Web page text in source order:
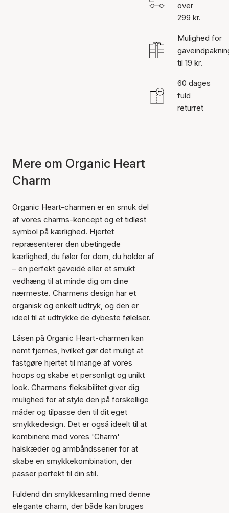
over
299 kr.
Mulighed for
til 19 kr.
60 dages
fuld
returret
Mere om Organic Heart
Charm
Organic Heart-charmen er en smuk del
af vores charms-koncept og et tidløst
symbol på kærlighed. Hjertet
repræsenterer den ubetingede
kærlighed, du føler for dem, du holder af
– en perfekt gaveidé eller et smukt
vedhæng til at minde dig om dine
nærmeste. Charmens design har et
organisk og enkelt udtryk, og den er
ideel til at udtrykke de dybeste følelser.
Låsen på Organic Heart-charmen kan
nemt fjernes, hvilket gør det muligt at
fastgøre hjertet til mange af vores
hoops og skabe et personligt og unikt
look. Charmens fleksibilitet giver dig
mulighed for at style den på forskellige
måder og tilpasse den til dit eget
smykkedesign. Det er også ideelt til at
kombinere med vores 'Charm'
halskæder og armbåndsserier for at
skabe en smykkekombination, der
passer perfekt til din stil.
Fuldend din smykkesamling med denne
elegante charm, der både kan bruges